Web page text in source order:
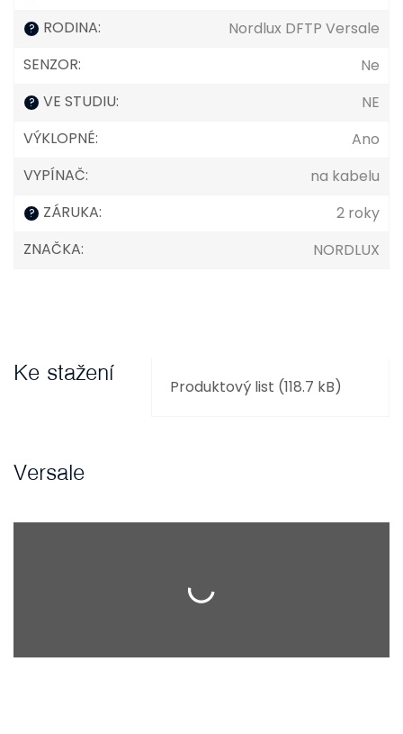
? RODINA:
Nordlux DFTP Versale
SENZOR: Ne
? VE STUDIU:
NE
VÝKLOPNÉ:
Ano
VYPÍNAČ: na kabelu
? ZÁRUKA:
2 roky
ZNAČKA: NORDLUX
Ke stažení
Produktový list (118.7 kB)
Versale